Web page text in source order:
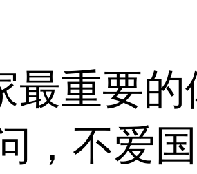
最重要
，不爱国